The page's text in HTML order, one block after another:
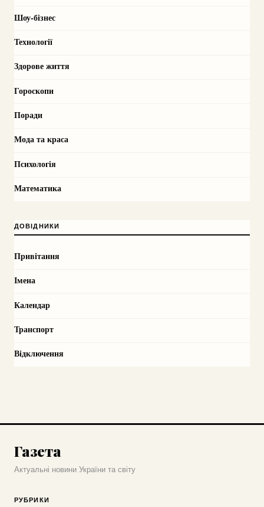
Шоу-бізнес
Технології
Здорове життя
Гороскопи
Поради
Мода та краса
Психологія
Математика
ДОВІДНИКИ
Привітання
Імена
Календар
Транспорт
Відключення
Газета
Актуальні новини України та світу
РУБРИКИ